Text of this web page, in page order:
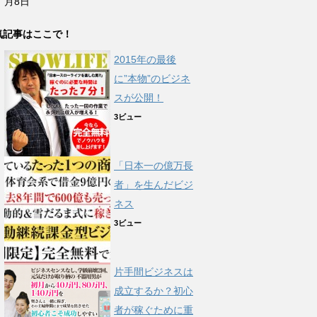
記事はここで！
2015年の最後
に”本物”のビジネ
スが公開！
3ビュー
「日本一の億万長
者」を生んだビジ
ネス
3ビュー
片手間ビジネスは
成立するか？初心
者が稼ぐために重